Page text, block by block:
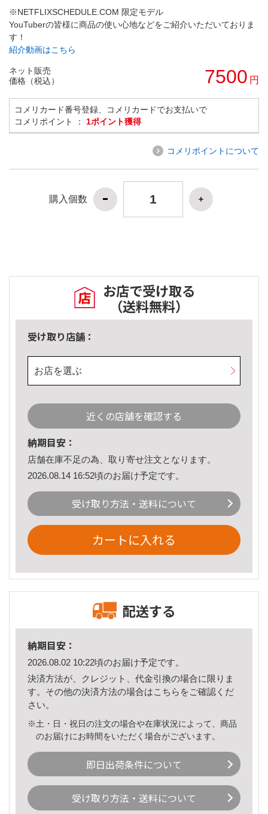
※NETFLIXSCHEDULE.COM 限定モデル
YouTuberの皆様に商品の使い心地などをご紹介いただいておりま
す！
紹介動画はこちら
ネット販売
価格（税込）
7500 円
コメリカード番号登録、コメリカードでお支払いで
コメリポイント ： 1ポイント獲得
コメリポイントについて
購入個数
お店で受け取る
（送料無料）
受け取り店舗：
お店を選ぶ
近くの店舗を確認する
納期目安：
店舗在庫不足の為、取り寄せ注文となります。
2026.08.14 16:52頃のお届け予定です。
受け取り方法・送料について
カートに入れる
配送する
納期目安：
2026.08.02 10:22頃のお届け予定です。
決済方法が、クレジット、代金引換の場合に限りま
す。その他の決済方法の場合はこちら をご確認くだ
さい。
※土・日・祝日の注文の場合や在庫状況によって、商品
のお届けにお時間をいただく場合がございます。
即日出荷条件について
受け取り方法・送料について